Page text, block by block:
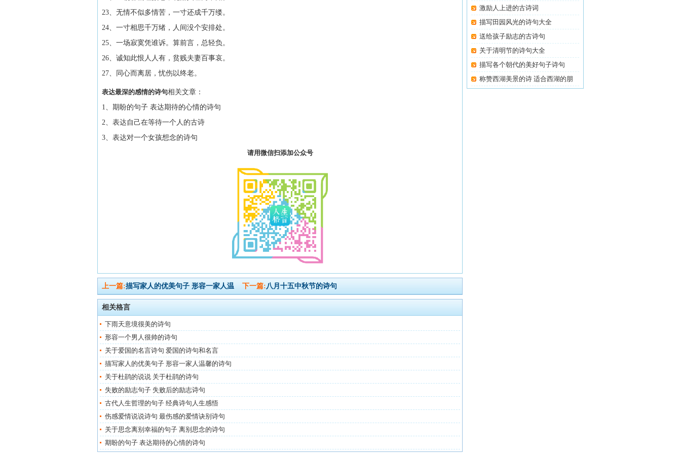
23、无情不似多情苦，一寸还成千万缕。
24、一寸相思千万绪，人间没个安排处。
25、一场寂寞凭谁诉。算前言，总轻负。
26、诚知此恨人人有，贫贱夫妻百事哀。
27、同心而离居，忧伤以终老。
表达最深的感情的诗句相关文章：
1、期盼的句子 表达期待的心情的诗句
2、表达自己在等待一个人的古诗
3、表达对一个女孩想念的诗句
请用微信扫添加公众号
上一篇:描写家人的优美句子 形容一家人温 下一篇:八月十五中秋节的诗句
相关格言
下雨天意境很美的诗句
形容一个男人很帅的诗句
关于爱国的名言诗句 爱国的诗句和名言
描写家人的优美句子 形容一家人温馨的诗句
关于杜鹃的说说 关于杜鹃的诗句
失败的励志句子 失败后的励志诗句
古代人生哲理的句子 经典诗句人生感悟
伤感爱情说说诗句 最伤感的爱情诀别诗句
关于思念离别幸福的句子 离别思念的诗句
期盼的句子 表达期待的心情的诗句
激励人上进的古诗词
描写田园风光的诗句大全
送给孩子励志的古诗句
关于清明节的诗句大全
描写各个朝代的美好句子诗句
称赞西湖美景的诗 适合西湖的朋